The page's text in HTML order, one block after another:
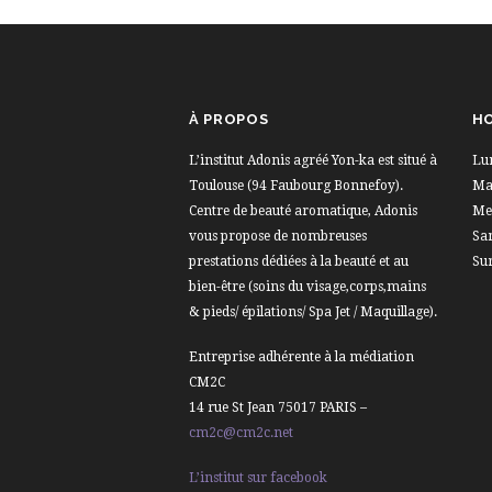
À PROPOS
L’institut Adonis agréé Yon-ka est situé à
Toulouse (94 Faubourg Bonnefoy).
Centre de beauté aromatique, Adonis
vous propose de nombreuses
prestations dédiées à la beauté et au
bien-être (soins du visage,corps,mains
& pieds/ épilations/ Spa Jet / Maquillage).
Entreprise adhérente à la médiation
CM2C
14 rue St Jean 75017 PARIS –
cm2c@cm2c.net
L’institut sur facebook